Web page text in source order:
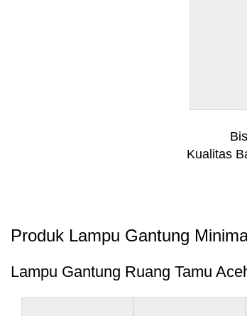
Kualitas
Produk Lampu Gantung
Lampu Gantung Ruang Tamu